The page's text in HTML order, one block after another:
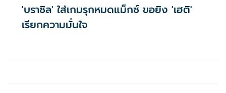
'บราซิล' ใส่เกมรุกหมดแม็กซ์ ขอยิง 'เฮติ'
เรียกความมั่นใจ